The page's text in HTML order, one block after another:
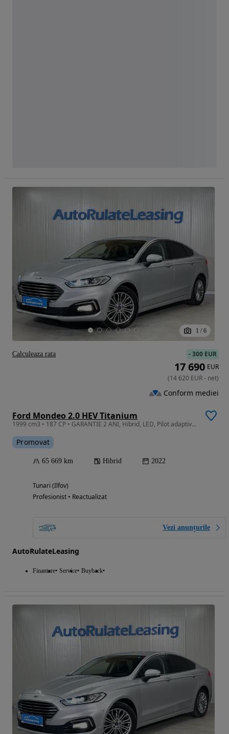
1 / 6
Ford Mondeo 2.0 HEV Titanium
1999 cm3 • 187 CP • GARANTIE 2 ANI, Hibrid, LED, Pilot adaptiv, Camera, Pachet iarna
Promovat
65 669 km Hibrid 2022
Tunari (Ilfov)
Profesionist • Reactualizat
Vezi anunțurile
AutoRulateLeasing
Finantare Service Buyback
-300 EUR
17 690 EUR
(14 620 EUR- net)
Conform mediei
Calculeaza rata